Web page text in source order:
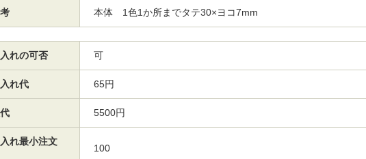
本体 1色1か所までタテ30×ヨコ7mm
れの可否 可
れ代 65円
5500円
れ最小注文
100